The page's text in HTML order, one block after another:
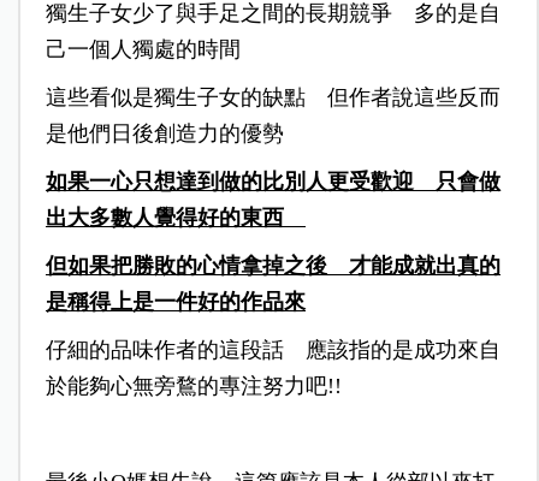
獨生子女少了與手足之間的長期競爭 多的是自
己一個人獨處的時間
這些看似是獨生子女的缺點 但作者說這些反而
是他們日後創造力的優勢
如果一心只想達到做的比別人更受歡迎 只會做
出大多數人覺得好的東西
但如果把勝敗的心情拿掉之後 才能成就出真的
是稱得上是一件好的作品來
仔細的品味作者的這段話 應該指的是成功來自
於能夠心無旁鶩的專注努力吧!!